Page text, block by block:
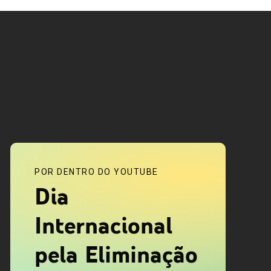
POR DENTRO DO YOUTUBE
Dia
Internacional
pela Eliminação